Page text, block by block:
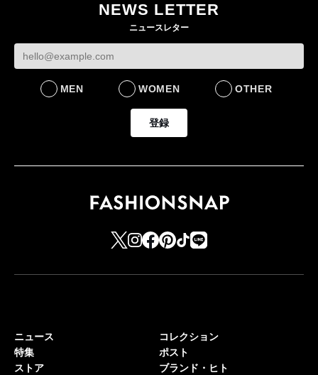
ケットなど7型を発売
FASHION
FASHION
BUSINESS
NEWS LETTER
ニュースレター
MEN WOMEN OTHER
登録
ニュース
特集
ストア
コレクション
ポスト
ブランド・ヒト